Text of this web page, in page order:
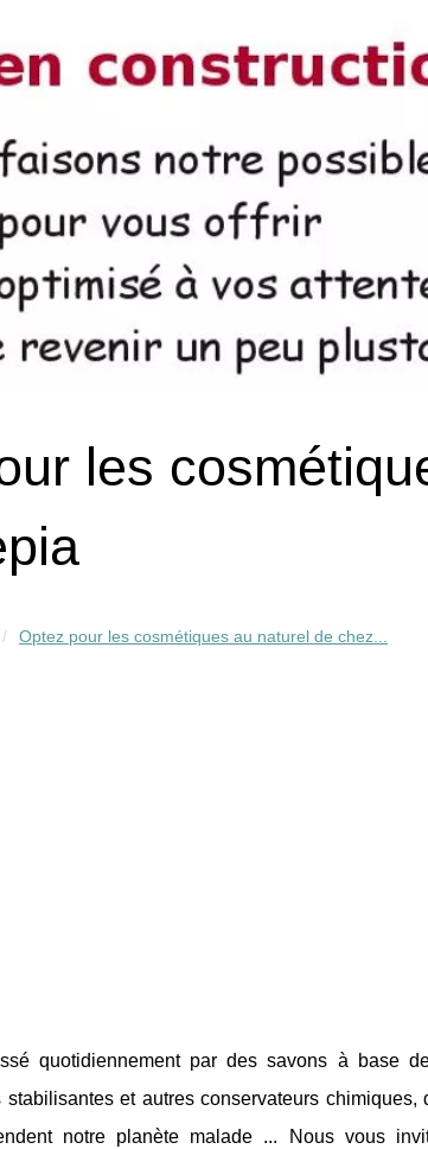
les
Optez pour les cosmétiques au naturel de chez...
quotidiennement par des savons à base
et autres conservateurs
notre planète malade ... Nous vous